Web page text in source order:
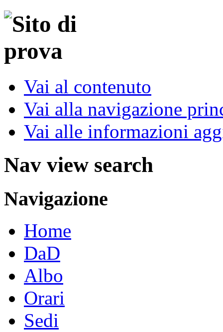
Vai al contenuto
Vai alla navigazione
Vai alle informazioni
Nav view search
Navigazione
Home
DaD
Albo
Orari
Sedi